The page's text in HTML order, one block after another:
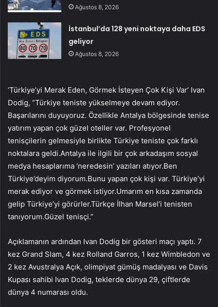
Ağustos 8, 2026
İstanbul’da 128 yeni noktaya daha EDS
geliyor
Ağustos 8, 2026
‘Türkiye’yi Merak Eden, Görmek İsteyen Çok Kişi Var’ Ivan
Dodig, “Türkiye teniste yükselmeye devam ediyor.
Başarılarını duyuyoruz. Özellikle Antalya bölgesinde tenise
yatırım yapan çok güzel oteller var. Profesyonel
tenisçilerin gelmesiyle birlikte Türkiye teniste çok farklı
noktalara geldi.Antalya ile ilgili bir çok arkadaşım sosyal
medya hesaplarıma ‘neredesin’ yazıları atıyor.Ben
Türkiye’deyim diyorum.Bunu yapan çok kişi var. Türkiye’yi
merak ediyor ve görmek istiyor.Umarım en kısa zamanda
gelip Türkiye’yi görürler.Türkçe İlhan Marsel’i tenisten
tanıyorum.Güzel tenisçi.”
Açıklamanın ardından Ivan Dodig bir gösteri maçı yaptı. 7
kez Grand Slam, 4 kez Rolland Garros, 1 kez Wimbledon ve
2 kez Avustralya Açık, olimpiyat gümüş madalyası ve Davis
Kupası sahibi Ivan Dodig, teklerde dünya 29, çiftlerde
dünya 4 numarası oldu.